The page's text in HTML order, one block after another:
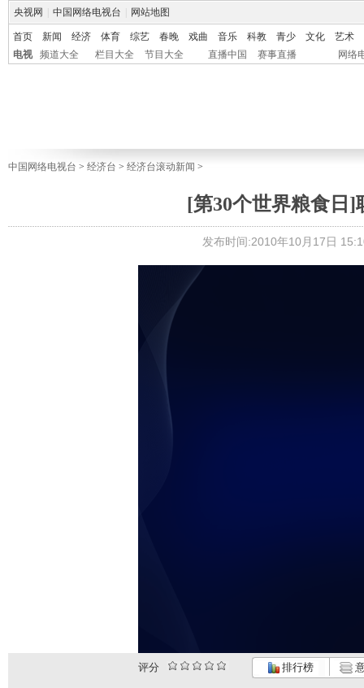
央视网 中国网络电视台 网站地图
首页 新闻 经济 体育 综艺 春晚 戏曲 音乐 科教 青少 文化
艺术
电视
频道大全 栏目大全 节目大全 直播中国 赛事直播 网络
中国网络电视台 > 经济台 > 经济台滚动新闻 >
[第30个世界粮食日
发布时间:2010年10月17日
评分 排行榜